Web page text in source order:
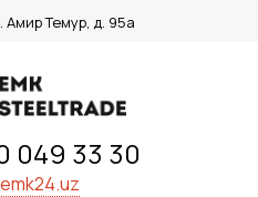
Амир Темур, д. 95а
049 33 30